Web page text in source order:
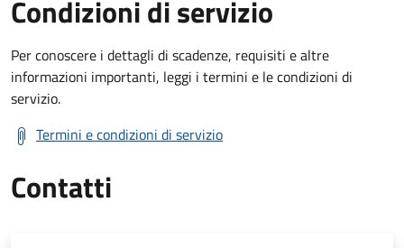
Condizioni di servizio
Per conoscere i dettagli di scadenze, requisiti e altre
informazioni importanti, leggi i termini e le condizioni di
servizio.
Termini e condizioni di servizio
Contatti